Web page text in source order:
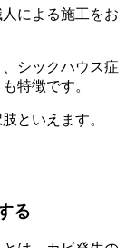
による施工をお
シックハウス症
特徴です。
といえます。
る